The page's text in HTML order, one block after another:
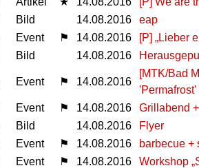
Bild 14.08.2016
eap
Event ⚑ 14.08.2016
[P] „Lieber
Bild 14.08.2016
Event ⚑ 14.08.2016
[MTK/Bad
'Permafrost'
Event ⚑ 14.08.2016
Grillabend
Bild 14.08.2016
Flyer
Event ⚑ 14.08.2016
barbecue +
Event ⚑ 14.08.2016
Workshop